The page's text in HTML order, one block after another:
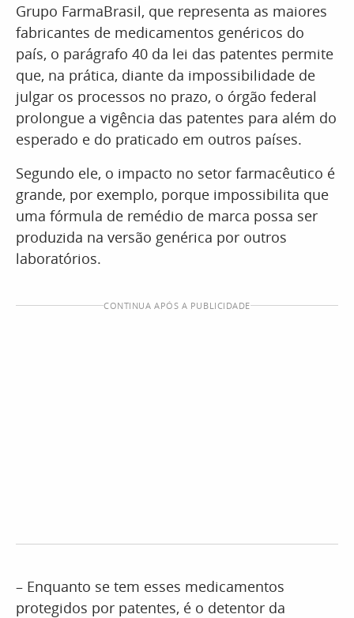
Grupo FarmaBrasil, que representa as maiores
fabricantes de medicamentos genéricos do
país, o parágrafo 40 da lei das patentes permite
que, na prática, diante da impossibilidade de
julgar os processos no prazo, o órgão federal
prolongue a vigência das patentes para além do
esperado e do praticado em outros países.
Segundo ele, o impacto no setor farmacêutico é
grande, por exemplo, porque impossibilita que
uma fórmula de remédio de marca possa ser
produzida na versão genérica por outros
laboratórios.
CONTINUA APÓS A PUBLICIDADE
– Enquanto se tem esses medicamentos
protegidos por patentes, é o detentor da